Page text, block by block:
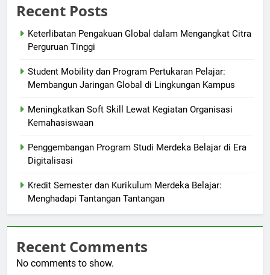
Recent Posts
Keterlibatan Pengakuan Global dalam Mengangkat Citra
Perguruan Tinggi
Student Mobility dan Program Pertukaran Pelajar:
Membangun Jaringan Global di Lingkungan Kampus
Meningkatkan Soft Skill Lewat Kegiatan Organisasi
Kemahasiswaan
Penggembangan Program Studi Merdeka Belajar di Era
Digitalisasi
Kredit Semester dan Kurikulum Merdeka Belajar:
Menghadapi Tantangan Tantangan
Recent Comments
No comments to show.